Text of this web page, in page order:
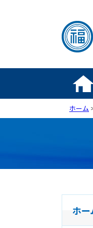
ホーム
ホー